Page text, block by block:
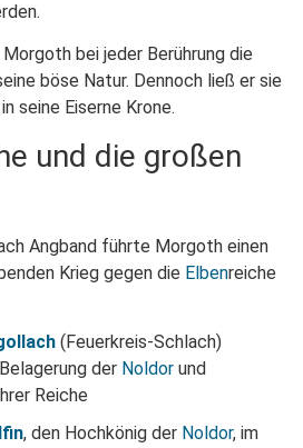
bei jeder Berührung die
böse Natur. Dennoch ließ er sie
seine Eiserne Krone.
und die großen
Angband führte Morgoth einen
Krieg gegen die Elbenreiche
(Feuerkreis-Schlach)
der Noldor und
Reiche
, den Hochkönig der Noldor, im